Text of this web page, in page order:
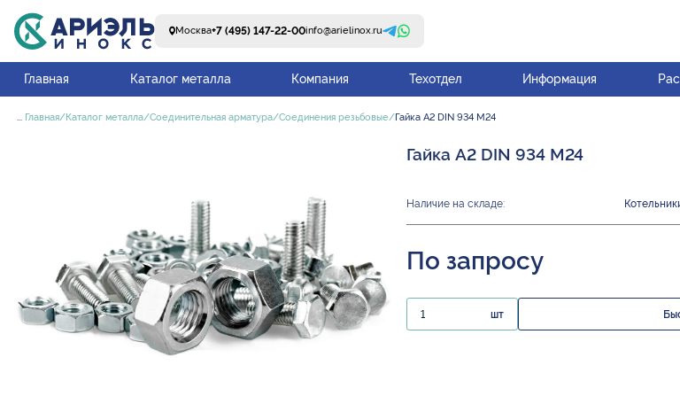
Москва+7 (495) 147-22-00info@arielinox.ru
Главная Каталог металла Компания Техотдел Информация
... Главная Каталог металла Соединительная арматура Соединения резьбовые Гайка А2 DIN 934 М24
Гайка А2 DIN 934 М24
Наличие на складе:
По запросу
шт